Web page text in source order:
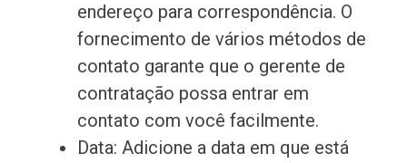
endereço para correspondência. O
fornecimento de vários métodos de
contato garante que o gerente de
contratação possa entrar em
contato com você facilmente.
Data: Adicione a data em que está